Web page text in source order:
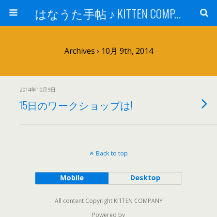
はなうた手帖 ♪ KITTEN COMPANY
Archives › 10月 9th, 2014
2014年10月9日
15日のワークショップは!
Back to top
Mobile Desktop
All content Copyright KITTEN COMPANY
Powered by